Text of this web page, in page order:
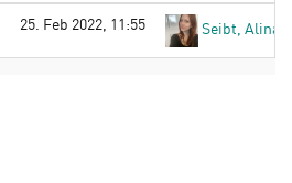
25. Feb 2022, 11:55 Seibt, Alina